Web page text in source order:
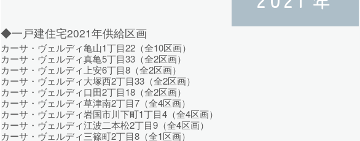
◆一戸建住宅2021年供給区画
カーサ・ヴェルディ亀山1丁目22（全10区画）
カーサ・ヴェルディ真亀5丁目33（全2区画）
カーサ・ヴェルディ上安6丁目8（全2区画）
カーサ・ヴェルディ大塚西2丁目33（全2区画）
カーサ・ヴェルディ口田2丁目18（全2区画）
カーサ・ヴェルディ草津南2丁目7（全4区画）
カーサ・ヴェルディ岩国市川下町1丁目4（全4区画）
カーサ・ヴェルディ江波二本松2丁目9（全4区画）
カーサ・ヴェルディ三篠町2丁目8（全1区画）